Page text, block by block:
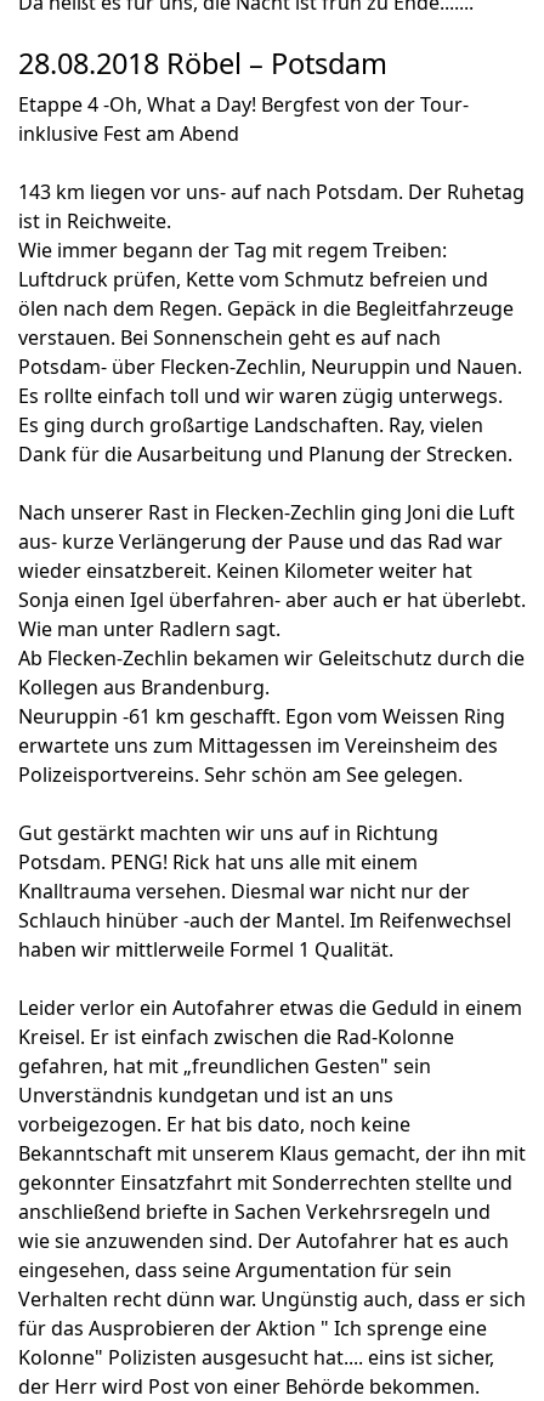
28.08.2018 Röbel – Potsdam
Etappe 4 -Oh, What a Day! Bergfest von der Tour-
inklusive Fest am Abend
143 km liegen vor uns- auf nach Potsdam. Der Ruhetag
ist in Reichweite.
Wie immer begann der Tag mit regem Treiben:
Luftdruck prüfen, Kette vom Schmutz befreien und
ölen nach dem Regen. Gepäck in die Begleitfahrzeuge
verstauen. Bei Sonnenschein geht es auf nach
Potsdam- über Flecken-Zechlin, Neuruppin und Nauen.
Es rollte einfach toll und wir waren zügig unterwegs.
Es ging durch großartige Landschaften. Ray, vielen
Dank für die Ausarbeitung und Planung der Strecken.
Nach unserer Rast in Flecken-Zechlin ging Joni die Luft
aus- kurze Verlängerung der Pause und das Rad war
wieder einsatzbereit. Keinen Kilometer weiter hat
Sonja einen Igel überfahren- aber auch er hat überlebt.
Wie man unter Radlern sagt.
Ab Flecken-Zechlin bekamen wir Geleitschutz durch die
Kollegen aus Brandenburg.
Neuruppin -61 km geschafft. Egon vom Weissen Ring
erwartete uns zum Mittagessen im Vereinsheim des
Polizeisportvereins. Sehr schön am See gelegen.
Gut gestärkt machten wir uns auf in Richtung
Potsdam. PENG! Rick hat uns alle mit einem
Knalltrauma versehen. Diesmal war nicht nur der
Schlauch hinüber -auch der Mantel. Im Reifenwechsel
haben wir mittlerweile Formel 1 Qualität.
Leider verlor ein Autofahrer etwas die Geduld in einem
Kreisel. Er ist einfach zwischen die Rad-Kolonne
gefahren, hat mit „freundlichen Gesten" sein
Unverständnis kundgetan und ist an uns
vorbeigezogen. Er hat bis dato, noch keine
Bekanntschaft mit unserem Klaus gemacht, der ihn mit
gekonnter Einsatzfahrt mit Sonderrechten stellte und
anschließend briefte in Sachen Verkehrsregeln und
wie sie anzuwenden sind. Der Autofahrer hat es auch
eingesehen, dass seine Argumentation für sein
Verhalten recht dünn war. Ungünstig auch, dass er sich
für das Ausprobieren der Aktion " Ich sprenge eine
Kolonne" Polizisten ausgesucht hat.... eins ist sicher,
der Herr wird Post von einer Behörde bekommen.